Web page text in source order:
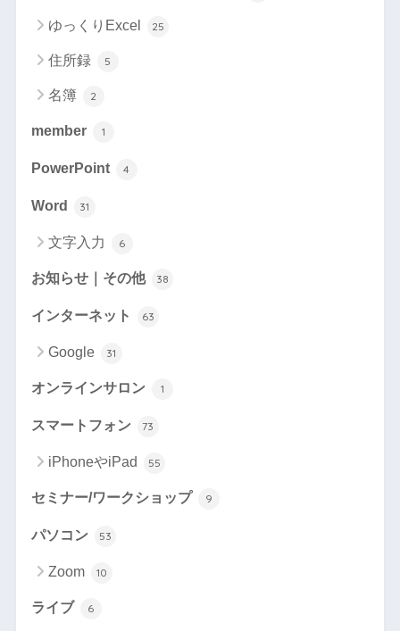
ゆっくりExcel 25
住所録 5
名簿 2
member 1
PowerPoint 4
Word 31
文字入力 6
お知らせ｜その他 38
インターネット 63
Google 31
オンラインサロン 1
スマートフォン 73
iPhoneやiPad 55
セミナー/ワークショップ 9
パソコン 53
Zoom 10
ライブ 6